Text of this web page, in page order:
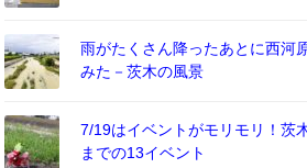
雨がたくさん降ったあとに西河
みた－茨木の風景
7/19はイベントがモリモリ！茨
までの13イベント